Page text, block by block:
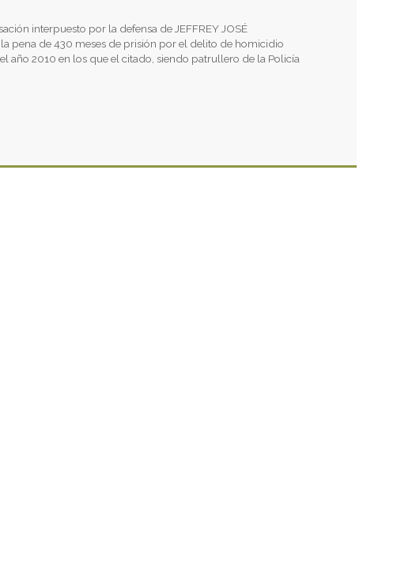
interpuesto por la defensa de JEFFREY JOSÉ
pena de 430 meses de prisión por el delito de homicidio
año 2010 en los que el citado, siendo patrullero de la Policía